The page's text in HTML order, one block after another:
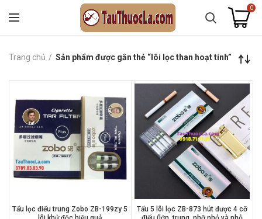
0
Trang chủ Sản phẩm được gắn thẻ “lõi lọc than hoạt tính”
Tẩu lọc điếu trung Zobo ZB-199zy 5
Tẩu 5 lõi lọc ZB-873 hút được 4 cỡ